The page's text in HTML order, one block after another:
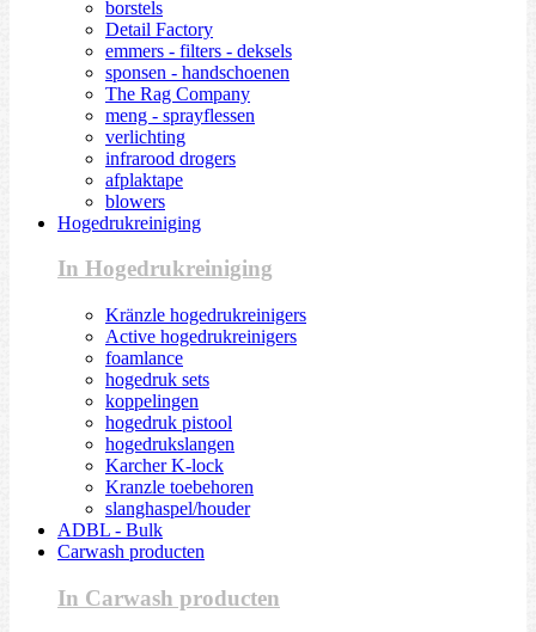
borstels
Detail Factory
emmers - filters - deksels
sponsen - handschoenen
The Rag Company
meng - sprayflessen
verlichting
infrarood drogers
afplaktape
blowers
Hogedrukreiniging
In Hogedrukreiniging
Kränzle hogedrukreinigers
Active hogedrukreinigers
foamlance
hogedruk sets
koppelingen
hogedruk pistool
hogedrukslangen
Karcher K-lock
Kranzle toebehoren
slanghaspel/houder
ADBL - Bulk
Carwash producten
In Carwash producten